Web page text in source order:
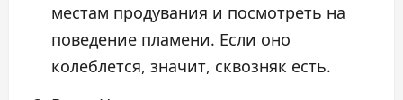
местам продувания и посмотреть на
поведение пламени. Если оно
колеблется, значит, сквозняк есть.